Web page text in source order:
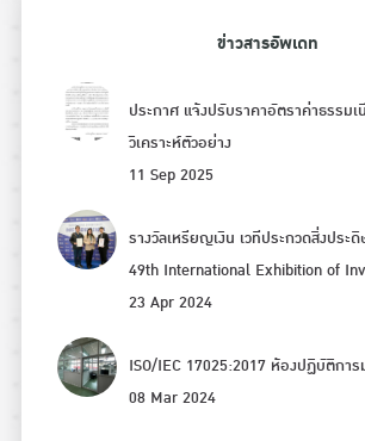
ข่าวสารอัพเดท
ประกาศ แจ้งปรับราคาอัตราค่าธรรม
วิเคราะห์ตัวอย่าง
11 Sep 2025
รางวัลเหรียญเงิน เวทีประกวดสิ่งประ
49th International Exhibition of
23 Apr 2024
ISO/IEC 17025:2017 ห้องปฏิบัติการ
08 Mar 2024